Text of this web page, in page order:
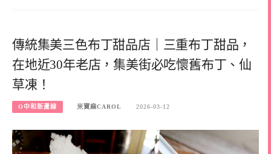
傳統集美三色布丁甜品店｜三重布丁甜品，
在地近30年老店，集美街必吃懷舊布丁、仙
草凍！
O中和新蘆線 米寶麻CAROL 2026-03-12